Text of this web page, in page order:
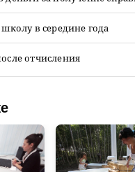
в середине года
отчисления